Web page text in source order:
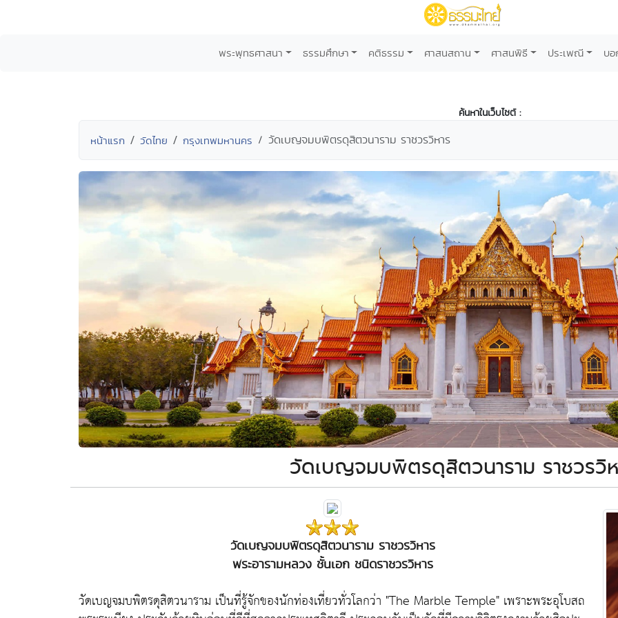
พระพุทธศาสนา ธรรมศึกษา คติธรรม ศาสนสถาน ศาสนพิธี ประเพณี บ
ค้นหาในเว็บไซต์ :
หน้าแรก วัดไทย กรุงเทพมหานคร วัดเบญจมบพิตรดุสิตวนาราม ราชวรวิหาร
วัดเบญจมบพิตรดุสิตวนาราม ราชวรวิ
วัดเบญจมบพิตรดุสิตวนาราม ราชวรวิหาร
พระอารามหลวง ชั้นเอก ชนิดราชวรวิหาร
วัดเบญจมบพิตรดุสิตวนาราม เป็นที่รู้จักของนักท่องเที่ยวทั่วโลกว่า "The Marble Temple" เพราะพระอุโบสถ